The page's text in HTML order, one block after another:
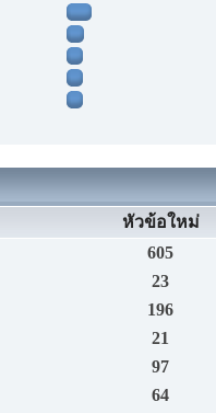
หัวข้อใหม่
605
23
196
21
97
64